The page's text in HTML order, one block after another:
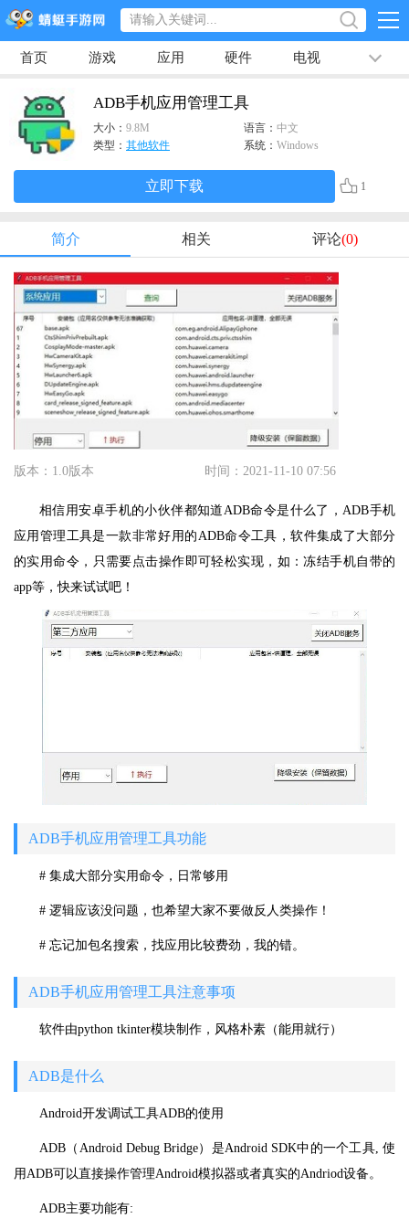
首页 游戏 应用 硬件 电视 排行榜
ADB手机应用管理工具
大小： 9.8M 语言： 中文
类型： 其他软件 系统： Windows
立即下载 1
简介 相关 评论(0)
版本：1.0版本 时间：2021-11-10 07:56
相信用安卓手机的小伙伴都知道ADB命令是什么了，ADB手机
应用管理工具是一款非常好用的ADB命令工具，软件集成了大部分
的实用命令，只需要点击操作即可轻松实现，如：冻结手机自带的
app等，快来试试吧！
ADB手机应用管理工具功能
# 集成大部分实用命令，日常够用
# 逻辑应该没问题，也希望大家不要做反人类操作！
# 忘记加包名搜索，找应用比较费劲，我的错。
ADB手机应用管理工具注意事项
软件由python tkinter模块制作，风格朴素（能用就行）
ADB是什么
Android开发调试工具ADB的使用
ADB（Android Debug Bridge）是Android SDK中的一个工具, 使
用ADB可以直接操作管理Android模拟器或者真实的Andriod设备。
ADB主要功能有: